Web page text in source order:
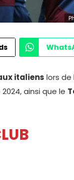
italiens lors de
ainsi que le